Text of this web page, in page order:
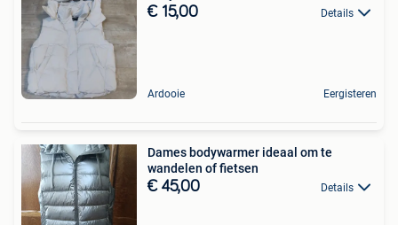
€ 15,00 Details
Ardooie Eergisteren
Dames bodywarmer ideaal om te
wandelen of fietsen
€ 45,00 Details